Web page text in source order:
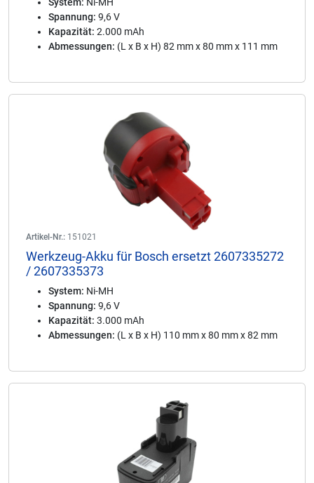
Spannung: 9,6 V
Kapazität: 2.000 mAh
Abmessungen: (L x B x H) 82 mm x 80 mm x 111 mm
Artikel-Nr.: 151021
Werkzeug-Akku für Bosch ersetzt 2607335272
/ 2607335373
System: Ni-MH
Spannung: 9,6 V
Kapazität: 3.000 mAh
Abmessungen: (L x B x H) 110 mm x 80 mm x 82 mm